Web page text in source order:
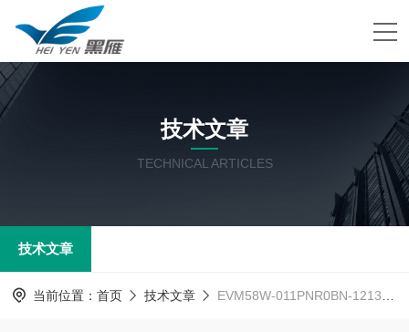
技术文章
TECHNICAL ARTICLES
技术文章
当前位置： 首页 技术文章 EVM58W-011PNR0BN-1213编码器的技术分析